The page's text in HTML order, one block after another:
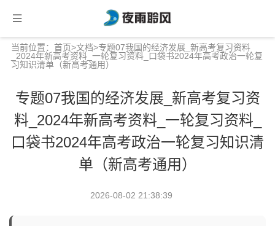
当前位置： 首页>文档>专题07我国的经济发展_新高考复习资料
_2024年新高考资料_一轮复习资料_口袋书2024年高考政治一轮复
习知识清单（新高考通用）
专题07我国的经济发展_新高考复习资
料_2024年新高考资料_一轮复习资料_
口袋书2024年高考政治一轮复习知识清
单（新高考通用）
2026-08-02 21:38:39